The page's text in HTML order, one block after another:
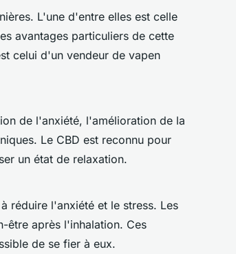
L'une d'entre elles est celle
avantages particuliers de cette
celui d'un vendeur de vapen
de l'anxiété, l'amélioration de la
Le CBD est reconnu pour
un état de relaxation.
réduire l'anxiété et le stress. Les
être après l'inhalation. Ces
de se fier à eux.